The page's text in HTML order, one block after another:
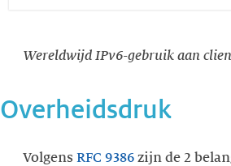
Wereldwijd IPv6-gebruik aan
Overheidsdruk
Volgens RFC 9386 zijn de 2